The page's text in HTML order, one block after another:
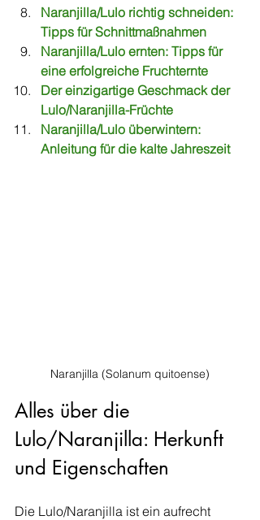
Naranjilla/Lulo richtig schneiden:
Tipps für Schnittmaßnahmen
Naranjilla/Lulo ernten: Tipps für
eine erfolgreiche Fruchternte
Der einzigartige Geschmack der
Lulo/Naranjilla-Früchte
Naranjilla/Lulo überwintern:
Anleitung für die kalte Jahreszeit
Naranjilla (Solanum quitoense)
Alles über die
Lulo/Naranjilla: Herkunft
und Eigenschaften
Die Lulo/Naranjilla ist ein aufrecht